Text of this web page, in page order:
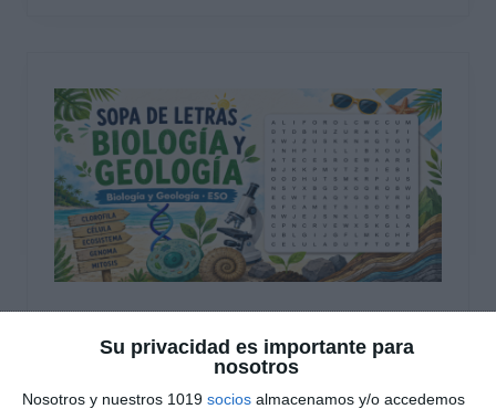
Su privacidad es importante para
nosotros
Nosotros y nuestros 1019 socios almacenamos y/o accedemos
Sopas de Letras –
Biología y Geología ESO